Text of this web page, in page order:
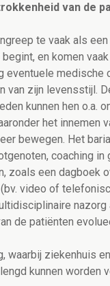
van de
te vaak als
en komen
eventuele medische
van zijn levensstijl.
kunnen hen o.a.
het innemen
bewegen. Het
coaching
zoals een dagboek
video of
nazorg
de patiënten
waarbij ziekenhuis
kunnen worden